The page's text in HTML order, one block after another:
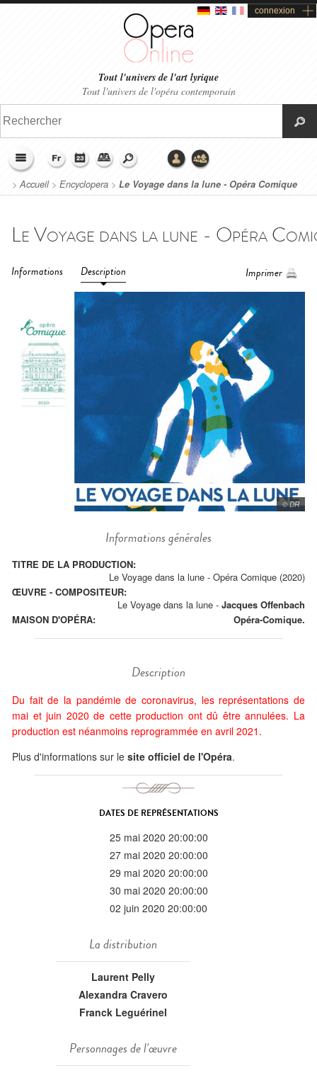
connexion
Tout l'univers de l'art lyrique
Tout l'univers de l'opéra contemporain
>Accueil> Encyclopera > Le Voyage dans la lune - Opéra Comique
(2020)
Informations Description Imprimer
© DR
Informations générales
TITRE DE LA PRODUCTION:
Le Voyage dans la lune - Opéra Comique (2020)
ŒUVRE - COMPOSITEUR:
Le Voyage dans la lune - Jacques Offenbach
MAISON D'OPÉRA:
Opéra-Comique.
Description
Du fait de la pandémie de coronavirus, les représentations de
mai et juin 2020 de cette production ont dû être annulées. La
production est néanmoins reprogrammée en avril 2021.
Plus d'informations sur le site officiel de l'Opéra.
DATES DE REPRÉSENTATIONS
25 mai 2020 20:00:00
27 mai 2020 20:00:00
29 mai 2020 20:00:00
30 mai 2020 20:00:00
02 juin 2020 20:00:00
La distribution
Laurent Pelly
Alexandra Cravero
Franck Leguérinel
Personnages de l'œuvre